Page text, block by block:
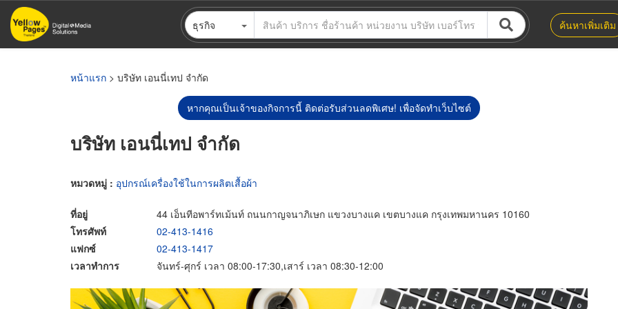
ข้าม
ไป
ธุรกิจ ค้นหาเพิ่มเติม
หน้าแรก > บริษัท เอนนี่เทป จำกัด
หากคุณเป็นเจ้าของกิจการนี้ ติดต่อรับส่วนลดพิเศษ! เพื่อจัดทำเว็บไซต์
บริษัท เอนนี่เทป จำกัด
หมวดหมู่ : อุปกรณ์เครื่องใช้ในการผลิตเสื้อผ้า
ที่อยู่
44 เอ็นทีอพาร์ทเม้นท์ ถนนกาญจนาภิเษก แขวงบางแค เขตบางแค กรุงเทพมหานคร 10160
โทรศัพท์
02-413-1416
แฟกซ์
02-413-1417
เวลาทำการ
จันทร์-ศุกร์ เวลา 08:00-17:30,เสาร์ เวลา 08:30-12:00